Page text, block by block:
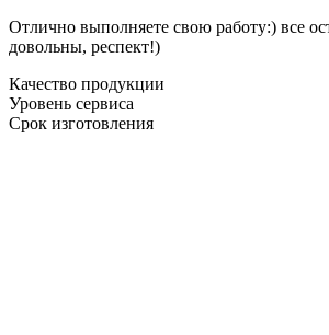
Отлично выполняете свою работу:) все
довольны, респект!)
Качество продукции
Уровень сервиса
Срок изготовления